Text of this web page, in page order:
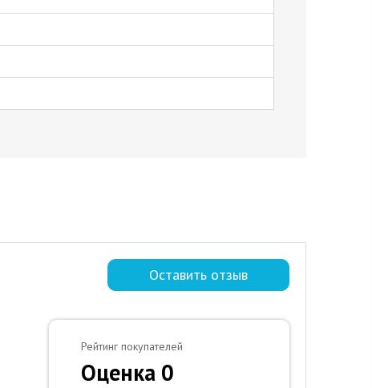
Оставить отзыв
Рейтинг покупателей
Оценка 0